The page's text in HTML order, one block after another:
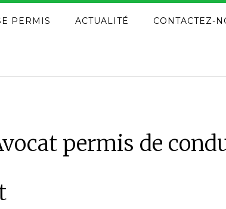
PERMIS ACTUALITÉ CONTACTEZ-
permis de